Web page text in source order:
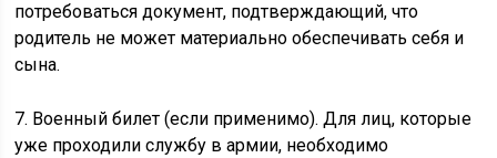
потребоваться документ, подтверждающий, что
родитель не может материально обеспечивать себя и
сына.
7. Военный билет (если применимо). Для лиц, которые
уже проходили службу в армии, необходимо